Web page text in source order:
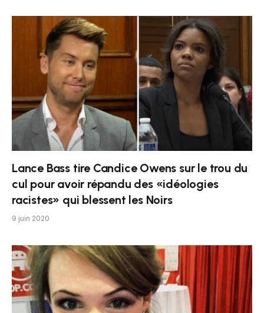
Lance Bass tire Candice Owens sur le trou du
cul pour avoir répandu des «idéologies
racistes» qui blessent les Noirs
9 juin 2020